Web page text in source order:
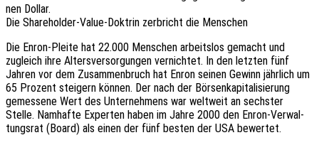
nen Dollar.
Die Share­hol­der-Value-Doktrin zerbricht die Menschen
Die Enron-Pleite hat 22.000 Menschen arbeits­los gemacht und
zugleich ihre Alters­ver­sor­gun­gen vernich­tet. In den letz­ten fünf
Jahren vor dem Zusam­men­bruch hat Enron seinen Gewinn jähr­lich um
65 Prozent stei­gern können. Der nach der Börsen­ka­pi­ta­li­sie­rung
gemes­se­ne Wert des Unter­neh­mens war welt­weit an sechs­ter
Stelle. Namhaf­te Exper­ten haben im Jahre 2000 den Enron-Verwal­
tungs­rat (Board) als einen der fünf besten der USA bewertet.